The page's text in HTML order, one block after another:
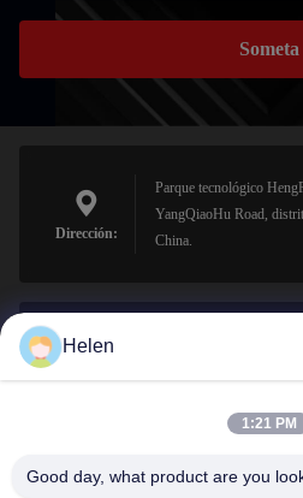
Someta
Dirección:
Parque tecnológico
YangQiaoHu Road,
China.
El correo
Helen
1:21 PM
Good day, what product are you